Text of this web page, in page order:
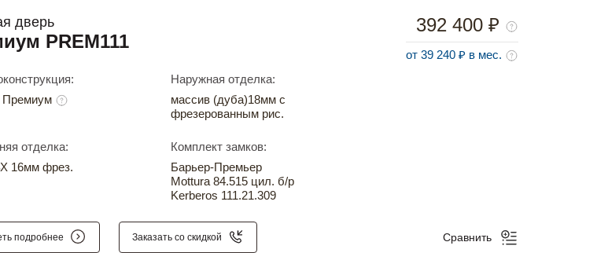
дверь
PREM111
Премиум
Наружная отделка:
массив (дуба)18мм с
фрезерованным рис.
отделка:
16мм фрез.
Комплект замков:
Барьер-Премьер
Mottura 84.515 цил. б/р
Kerberos 111.21.309
392 400 ₽
от 39 240 ₽ в мес.
подробнее Заказать со скидкой Сравнить